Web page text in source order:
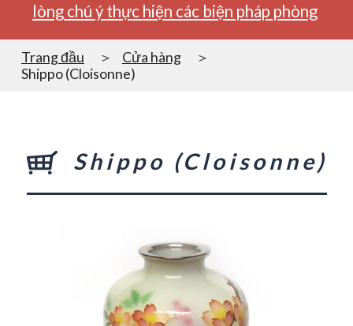
lòng chú ý thực hiện các biện pháp phòng
Trang đầu
Cửa hàng
Shippo (Cloisonne)
Shippo (Cloisonne)